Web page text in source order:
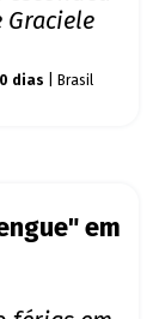
Graciele
dias | Brasil
em